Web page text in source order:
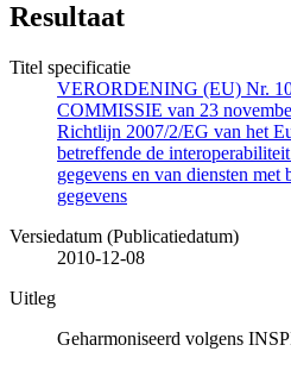
Resultaat
Titel specificatie
VERORDENING (EU) Nr.
COMMISSIE van 23
Richtlijn 2007/2/EG van het
betreffende de
gegevens en van diensten
gegevens
Versiedatum (Publicatiedatum)
2010-12-08
Uitleg
Geharmoniseerd volgens